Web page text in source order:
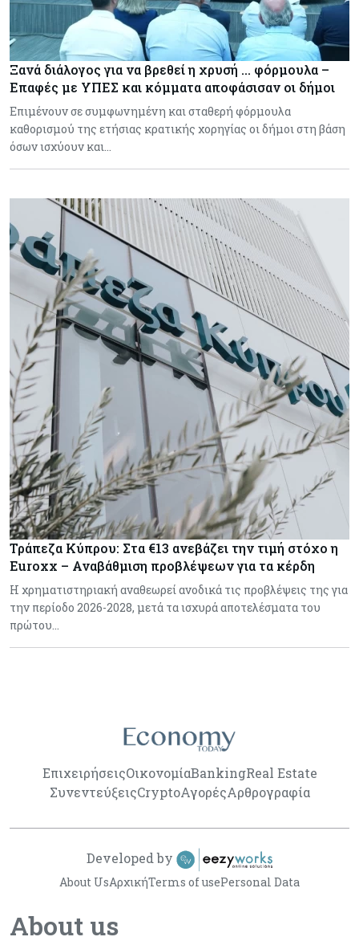
Ξανά διάλογος για να βρεθεί η χρυσή … φόρμουλα –
Επαφές με ΥΠΕΣ και κόμματα αποφάσισαν οι δήμοι
Επιμένουν σε συμφωνημένη και σταθερή φόρμουλα
καθορισμού της ετήσιας κρατικής χορηγίας οι δήμοι στη βάση
όσων ισχύουν και…
Τράπεζα Κύπρου: Στα €13 ανεβάζει την τιμή στόχο η
Euroxx – Αναβάθμιση προβλέψεων για τα κέρδη
Η χρηματιστηριακή αναθεωρεί ανοδικά τις προβλέψεις της για
την περίοδο 2026-2028, μετά τα ισχυρά αποτελέσματα του
πρώτου…
ΕπιχειρήσειςΟικονομίαBankingReal Estate
ΣυνεντεύξειςCryptoΑγορέςΑρθρογραφία
About us
About UsΑρχικήTerms of usePersonal Data
Developed by